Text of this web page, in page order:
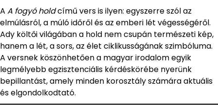
A A fogyó holdcímű vers is ilyen: egyszerre szól az
elmúlásról, a múló időről és az emberi lét végességéről.
Ady költői világában a hold nem csupán természeti kép,
hanem a lét, a sors, az élet ciklikusságának szimbóluma.
A versnek köszönhetően a magyar irodalom egyik
legmélyebb egzisztenciális kérdéskörébe nyerünk
bepillantást, amely minden korosztály számára aktuális
és elgondolkodtató.